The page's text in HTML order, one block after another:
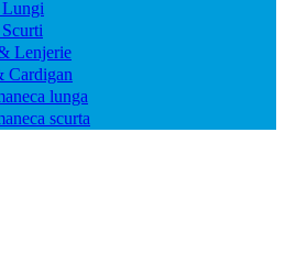
Lungi
Lenjerie
Cardigan
lunga
scurta